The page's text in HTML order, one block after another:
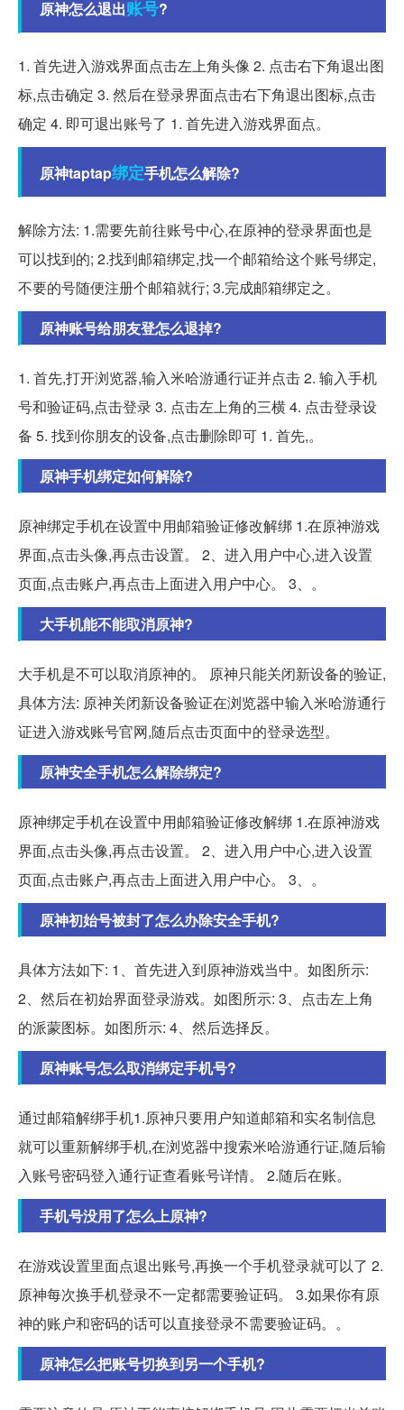
原神怎么退出账号?
1. 首先进入游戏界面点击左上角头像 2. 点击右下角退出图
标,点击确定 3. 然后在登录界面点击右下角退出图标,点击
确定 4. 即可退出账号了 1. 首先进入游戏界面点。
原神taptap绑定手机怎么解除?
解除方法: 1.需要先前往账号中心,在原神的登录界面也是
可以找到的; 2.找到邮箱绑定,找一个邮箱给这个账号绑定,
不要的号随便注册个邮箱就行; 3.完成邮箱绑定之。
原神账号给朋友登怎么退掉?
1. 首先,打开浏览器,输入米哈游通行证并点击 2. 输入手机
号和验证码,点击登录 3. 点击左上角的三横 4. 点击登录设
备 5. 找到你朋友的设备,点击删除即可 1. 首先,。
原神手机绑定如何解除?
原神绑定手机在设置中用邮箱验证修改解绑 1.在原神游戏
界面,点击头像,再点击设置。 2、进入用户中心,进入设置
页面,点击账户,再点击上面进入用户中心。 3、。
大手机能不能取消原神?
大手机是不可以取消原神的。 原神只能关闭新设备的验证,
具体方法: 原神关闭新设备验证在浏览器中输入米哈游通行
证进入游戏账号官网,随后点击页面中的登录选型。
原神安全手机怎么解除绑定?
原神绑定手机在设置中用邮箱验证修改解绑 1.在原神游戏
界面,点击头像,再点击设置。 2、进入用户中心,进入设置
页面,点击账户,再点击上面进入用户中心。 3、。
原神初始号被封了怎么办除安全手机?
具体方法如下: 1、首先进入到原神游戏当中。如图所示:
2、然后在初始界面登录游戏。如图所示: 3、点击左上角
的派蒙图标。如图所示: 4、然后选择反。
原神账号怎么取消绑定手机号?
通过邮箱解绑手机1.原神只要用户知道邮箱和实名制信息
就可以重新解绑手机,在浏览器中搜索米哈游通行证,随后输
入账号密码登入通行证查看账号详情。 2.随后在账。
手机号没用了怎么上原神?
在游戏设置里面点退出账号,再换一个手机登录就可以了 2.
原神每次换手机登录不一定都需要验证码。 3.如果你有原
神的账户和密码的话可以直接登录不需要验证码。。
原神怎么把账号切换到另一个手机?